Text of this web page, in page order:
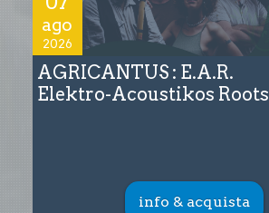
ago
2026
AGRICANTUS : E.A.R.
Elektro-Acoustikos Roots
info & acquista